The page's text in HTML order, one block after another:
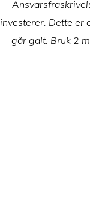
investerer. Dette er
går galt. Bruk 2